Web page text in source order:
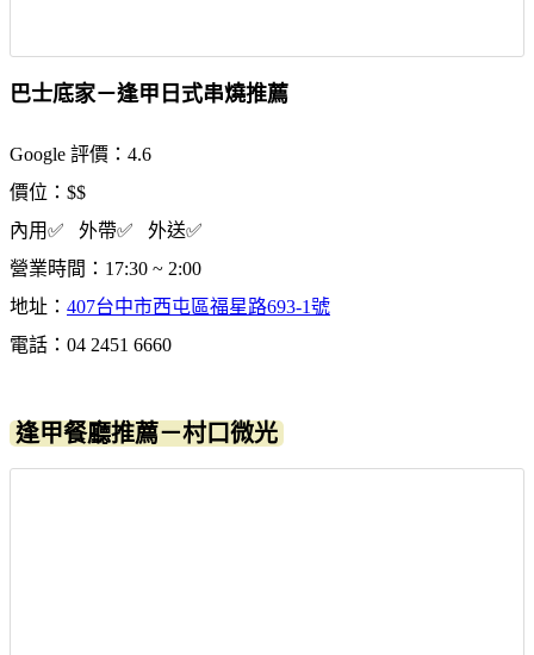
巴士底家－逢甲日式串燒推薦
Google 評價：4.6
價位：$$
內用✅ 外帶✅ 外送✅
營業時間：17:30 ~ 2:00
地址： 407台中市西屯區福星路693-1號
電話：04 2451 6660
逢甲餐廳推薦－村口微光